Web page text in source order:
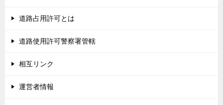
道路占用許可とは
道路使用許可警察署管轄
相互リンク
運営者情報